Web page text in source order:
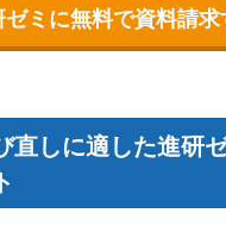
ミに無料で資料請求
直しに適した進研